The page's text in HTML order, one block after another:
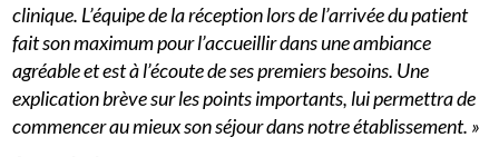
clinique. L’équipe de la réception lors de l’arrivée du patient
fait son maximum pour l’accueillir dans une ambiance
agréable et est à l’écoute de ses premiers besoins. Une
explication brève sur les points importants, lui permettra de
commencer au mieux son séjour dans notre établissement. »